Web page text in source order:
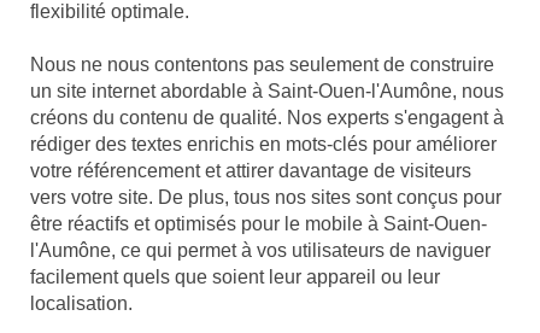
flexibilité optimale.
Nous ne nous contentons pas seulement de construire
un site internet abordable à Saint-Ouen-l'Aumône, nous
créons du contenu de qualité. Nos experts s'engagent à
rédiger des textes enrichis en mots-clés pour améliorer
votre référencement et attirer davantage de visiteurs
vers votre site. De plus, tous nos sites sont conçus pour
être réactifs et optimisés pour le mobile à Saint-Ouen-
l'Aumône, ce qui permet à vos utilisateurs de naviguer
facilement quels que soient leur appareil ou leur
localisation.